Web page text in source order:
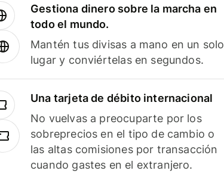
Gestiona dinero sobre la marcha en
todo el mundo.
Mantén tus divisas a mano en un solo
lugar y conviértelas en segundos.
Una tarjeta de débito internacional
No vuelvas a preocuparte por los
sobreprecios en el tipo de cambio o
las altas comisiones por transacción
cuando gastes en el extranjero.